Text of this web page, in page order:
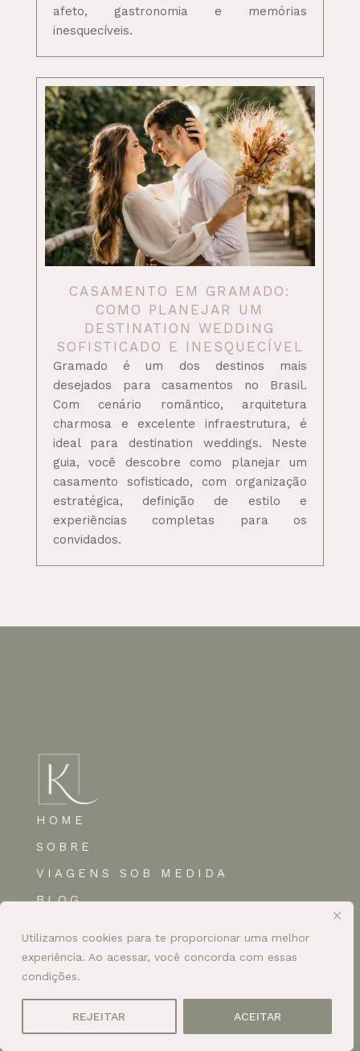
Utilizamos cookies para te proporcionar uma melhor
experiência. Ao acessar, você concorda com essas
condições.
REJEITAR ACEITAR
afeto, gastronomia e memórias
inesquecíveis.
CASAMENTO EM GRAMADO:
COMO PLANEJAR UM
DESTINATION WEDDING
SOFISTICADO E INESQUECÍVEL
Gramado é um dos destinos mais
desejados para casamentos no Brasil.
Com cenário romântico, arquitetura
charmosa e excelente infraestrutura, é
ideal para destination weddings. Neste
guia, você descobre como planejar um
casamento sofisticado, com organização
estratégica, definição de estilo e
experiências completas para os
convidados.
HOME
SOBRE
VIAGENS SOB MEDIDA
BLOG
+55 11 94783-8512